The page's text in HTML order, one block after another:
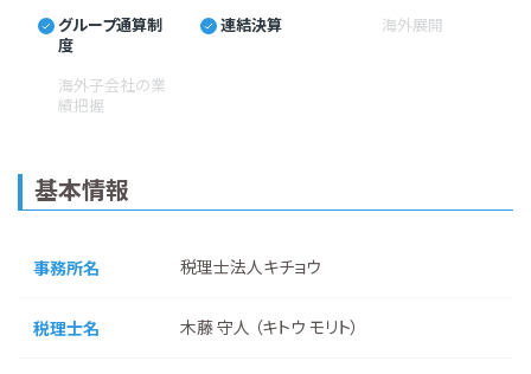
グループ通算制
度
連結決算 海外展開
海外子会社の業
績把握
基本情報
事務所名 税理士法人キチョウ
税理士名 木藤 守人 （キトウ モリト）